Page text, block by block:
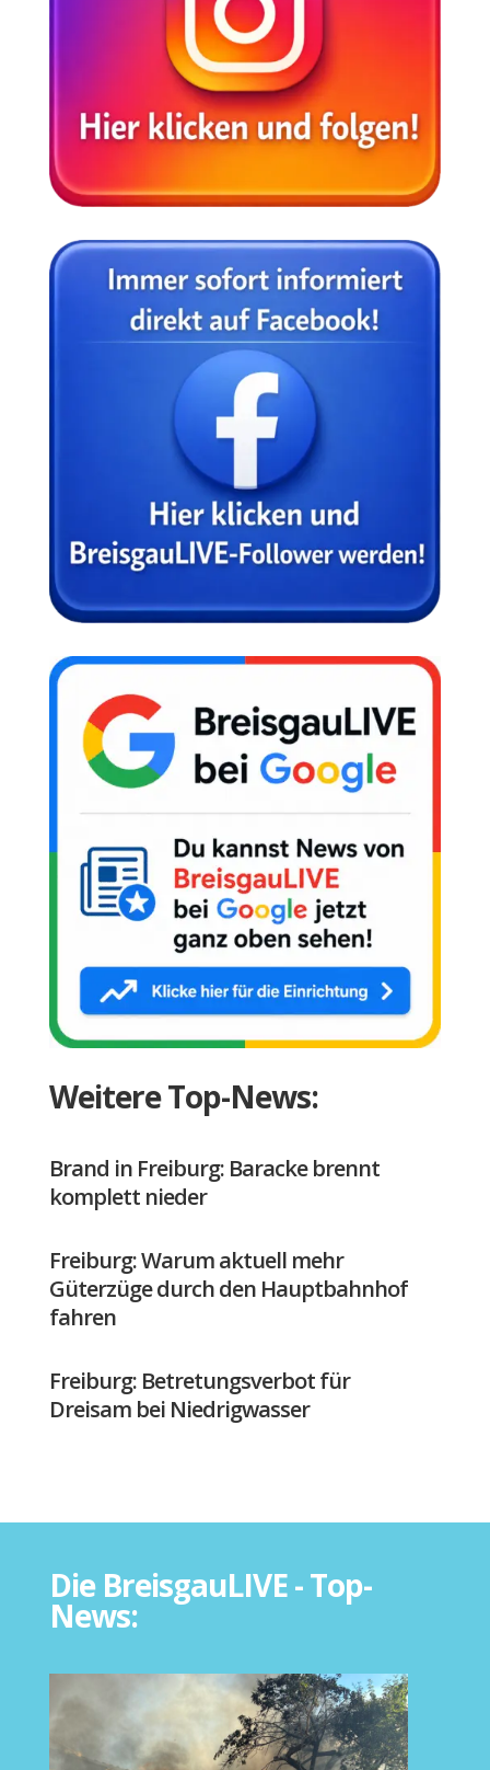
Weitere Top-News:
Brand in Freiburg: Baracke brennt
komplett nieder
Freiburg: Warum aktuell mehr
Güterzüge durch den Hauptbahnhof
fahren
Freiburg: Betretungsverbot für
Dreisam bei Niedrigwasser
Die BreisgauLIVE - Top-
News: